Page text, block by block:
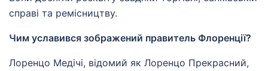
справі та ремісництву.
Чим уславився зображений правитель Флоренції?
Лоренцо Медічі, відомий як Лоренцо Прекрасний,